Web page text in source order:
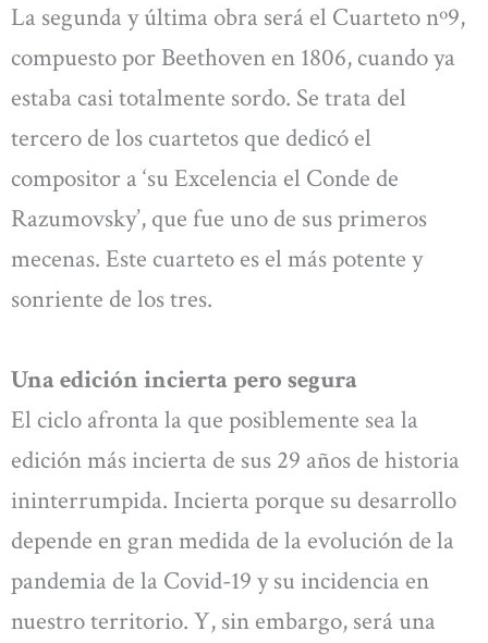
La segunda y última obra será el Cuarteto nº9,
compuesto por Beethoven en 1806, cuando ya
estaba casi totalmente sordo. Se trata del
tercero de los cuartetos que dedicó el
compositor a ‘su Excelencia el Conde de
Razumovsky’, que fue uno de sus primeros
mecenas. Este cuarteto es el más potente y
sonriente de los tres.
Una edición incierta pero segura
El ciclo afronta la que posiblemente sea la
edición más incierta de sus 29 años de historia
ininterrumpida. Incierta porque su desarrollo
depende en gran medida de la evolución de la
pandemia de la Covid-19 y su incidencia en
nuestro territorio. Y, sin embargo, será una